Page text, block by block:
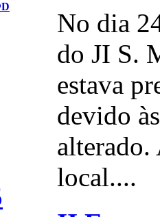
No dia
do JI S.
estava
devido
alterado.
local....